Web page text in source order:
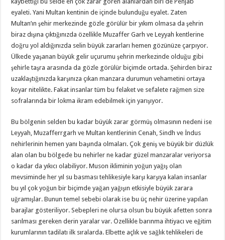
eyaleti. Yani Multan kentinin de içinde bulunduğu eyalet. Zaten
Multan’ın şehir merkezinde gözle görülür bir yıkım olmasa da şehrin
biraz dışına çıktığınızda özellikle Muzaffer Garh ve Leyyah kentlerine
doğru yol aldığınızda selin büyük zararları hemen gözünüze çarpıyor.
Ülkede yaşanan büyük gelir uçurumu şehrin merkezinde olduğu gibi
şehirle taşra arasında da gözle görülür biçimde ortada. Şehirden biraz
uzaklaştığınızda karşınıza çıkan manzara durumun vehametini ortaya
koyar nitelikte. Fakat insanlar tüm bu felaket ve sefalete rağmen size
sofralarında bir lokma ikram edebilmek için yarışıyor.
Bu bölgenin selden bu kadar büyük zarar görmüş olmasının nedeni ise
Leyyah, Muzafferrgarh ve Multan kentlerinin Cenah, Sindh ve İndus
nehirlerinin hemen yanı başında olmaları. Çok geniş ve büyük bir düzlük
alan olan bu bölgede bu nehirler ne kadar güzel manzaralar veriyorsa
o kadar da yıkıcı olabiliyor. Muson ikliminin yoğun yağış olan
mevsiminde her yıl su basması tehlikesiyle karşı karşıya kalan insanlar
bu yıl çok yoğun bir biçimde yağan yağışın etkisiyle büyük zarara
uğramışlar. Bunun temel sebebi olarak ise bu üç nehir üzerine yapılan
barajlar gösteriliyor. Sebepleri ne olursa olsun bu büyük afetten sonra
sarılması gereken derin yaralar var. Özellikle barınma ihtiyacı ve eğitim
kurumlarının tadilatı ilk sıralarda. Elbette açlık ve sağlık tehlikeleri de